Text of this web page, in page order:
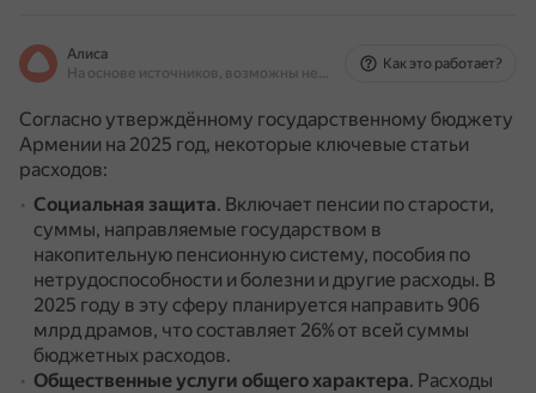
Алиса
На основе источников, возможны неточности
Как это работает?
Согласно утверждённому государственному бюджету
Армении на 2025 год, некоторые ключевые статьи
расходов:
Социальная защита. Включает пенсии по старости,
суммы, направляемые государством в
накопительную пенсионную систему, пособия по
нетрудоспособности и болезни и другие расходы. В
2025 году в эту сферу планируется направить 906
млрд драмов, что составляет 26% от всей суммы
бюджетных расходов.
Общественные услуги общего характера. Расходы